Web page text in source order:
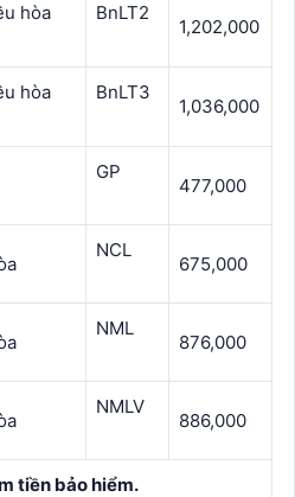
hòa
BnLT2
1,202,000
hòa
BnLT3
1,036,000
GP
477,000
NCL
675,000
NML
876,000
NMLV
886,000
tiền bảo hiểm.